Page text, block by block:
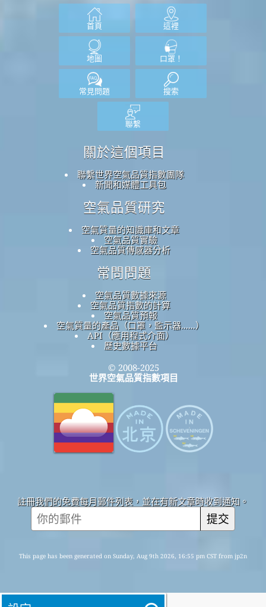
首頁 這裡
地圖 口罩！
常見問題 搜索
聯繫
關於這個項目
聯繫世界空氣品質指數團隊
新聞和媒體工具包
空氣品質研究
空氣質量的知識庫和文章
空氣品質實驗
空氣品質傳感器分析
常問問題
空氣品質數據來源
空氣品質指數的計算
空氣品質預報
空氣質量的產品（口罩，監示器......）
API（應用程式介面）
歷史數據平台
© 2008-2025
世界空氣品質指數項目
註冊我們的免費每月郵件列表，並在有新文章時收到通知。
提交
This page has been generated on Sunday, Aug 9th 2026, 16:55 pm CST from jp2n